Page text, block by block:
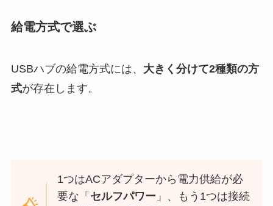
給電方式で選ぶ
USBハブの給電方式には、 大きく分けて2種類の方
式が存在します。
1つはACアダプターから電力供給が必
要な「 セルフパワー 」、もう1つは接続